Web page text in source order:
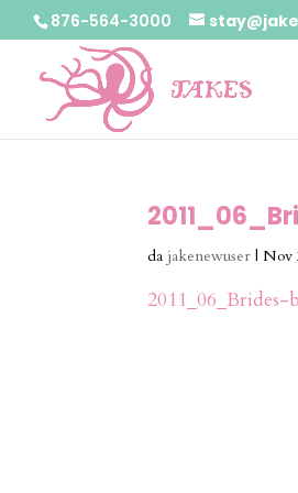
876-564-3000
da jakenewuser |Nov
2011_06_Brides-